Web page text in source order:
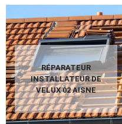
RÉPARATEUR
INSTALLATEUR DE
VELUX 02 AISNE